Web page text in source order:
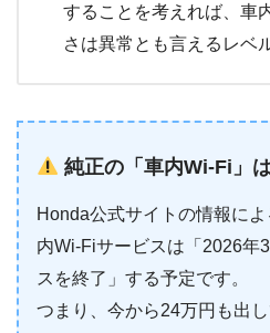
することを考えれば、車
さは異常とも言えるレベ
純正の「車内Wi-Fi」
Honda公式サイトの情報に
内Wi-Fiサービスは「2026年
スを終了」する予定です。
つまり、今から24万円も出